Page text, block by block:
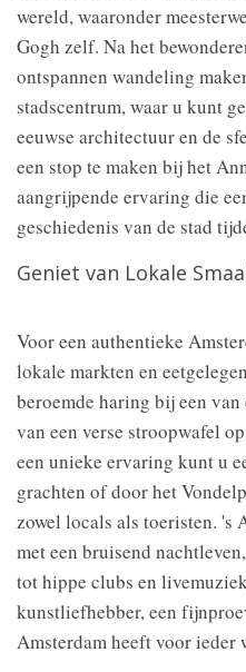
wereld, waaronder
Gogh zelf. Na het
ontspannen wandeling
stadscentrum, waar u kunt
eeuwse architectuur en de
een stop te maken bij het
aangrijpende ervaring die
geschiedenis van de stad
Geniet van Lokale
Voor een authentieke
lokale markten en
beroemde haring bij een
van een verse stroopwafel
een unieke ervaring kunt u
grachten of door het
zowel locals als toeristen. 's
met een bruisend
tot hippe clubs en
kunstliefhebber, een
Amsterdam heeft voor ieder